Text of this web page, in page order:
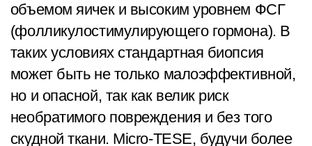
объемом яичек и высоким уровнем ФСГ
(фолликулостимулирующего гормона). В
таких условиях стандартная биопсия
может быть не только малоэффективной,
но и опасной, так как велик риск
необратимого повреждения и без того
скудной ткани. Micro-TESE, будучи более